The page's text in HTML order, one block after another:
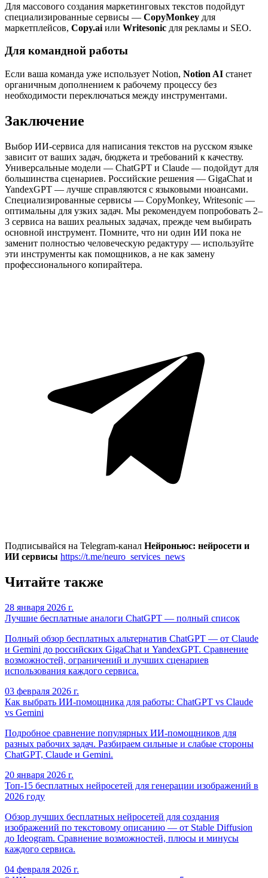
Для массового создания маркетинговых текстов подойдут
специализированные сервисы — CopyMonkey для
маркетплейсов, Copy.ai или Writesonic для рекламы и SEO.
Для командной работы
Если ваша команда уже использует Notion, Notion AI станет
органичным дополнением к рабочему процессу без
необходимости переключаться между инструментами.
Заключение
Выбор ИИ-сервиса для написания текстов на русском языке
зависит от ваших задач, бюджета и требований к качеству.
Универсальные модели — ChatGPT и Claude — подойдут для
большинства сценариев. Российские решения — GigaChat и
YandexGPT — лучше справляются с языковыми нюансами.
Специализированные сервисы — CopyMonkey, Writesonic —
оптимальны для узких задач. Мы рекомендуем попробовать 2–
3 сервиса на ваших реальных задачах, прежде чем выбирать
основной инструмент. Помните, что ни один ИИ пока не
заменит полностью человеческую редактуру — используйте
эти инструменты как помощников, а не как замену
профессионального копирайтера.
Подписывайся на Telegram-канал Нейроньюс: нейросети и
ИИ сервисы https://t.me/neuro_services_news
Читайте также
28 января 2026 г.
Лучшие бесплатные аналоги ChatGPT — полный список
Полный обзор бесплатных альтернатив ChatGPT — от Claude
и Gemini до российских GigaChat и YandexGPT. Сравнение
возможностей, ограничений и лучших сценариев
использования каждого сервиса.
03 февраля 2026 г.
Как выбрать ИИ-помощника для работы: ChatGPT vs Claude
vs Gemini
Подробное сравнение популярных ИИ-помощников для
разных рабочих задач. Разбираем сильные и слабые стороны
ChatGPT, Claude и Gemini.
20 января 2026 г.
Топ-15 бесплатных нейросетей для генерации изображений в
2026 году
Обзор лучших бесплатных нейросетей для создания
изображений по текстовому описанию — от Stable Diffusion
до Ideogram. Сравнение возможностей, плюсы и минусы
каждого сервиса.
04 февраля 2026 г.